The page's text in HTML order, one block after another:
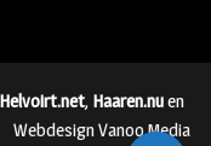
Helvoirt.net, Haaren.nuen
Webdesign Vanoo Media